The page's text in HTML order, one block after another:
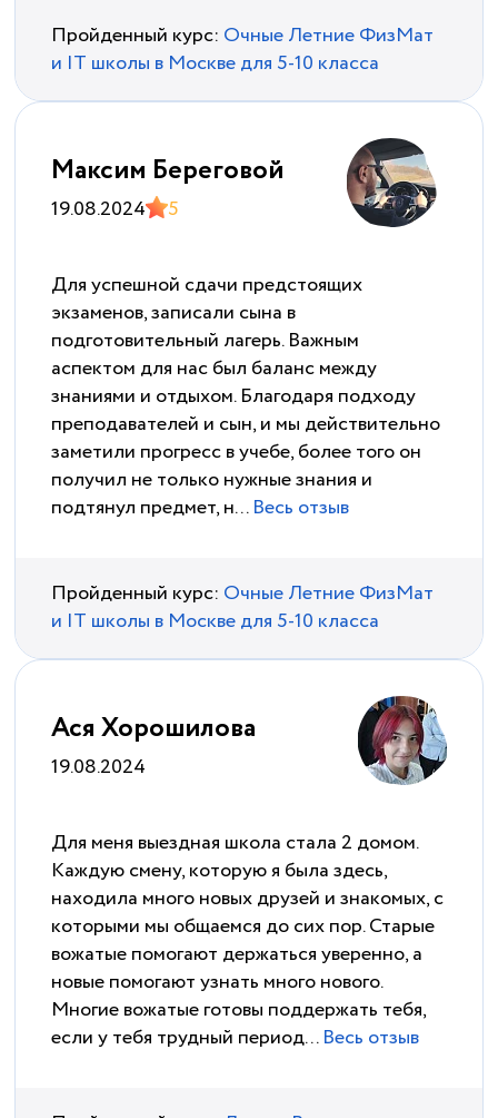
Пройденный курс: Очные Летние ФизМат
и IT школы в Москве для 5-10 класса
Максим Береговой
19.08.2024 5
Для успешной сдачи предстоящих
экзаменов, записали сына в
подготовительный лагерь. Важным
аспектом для нас был баланс между
знаниями и отдыхом. Благодаря подходу
преподавателей и сын, и мы действительно
заметили прогресс в учебе, более того он
получил не только нужные знания и
подтянул предмет, н... Весь отзыв
Пройденный курс: Очные Летние ФизМат
и IT школы в Москве для 5-10 класса
Ася Хорошилова
19.08.2024
Для меня выездная школа стала 2 домом.
Каждую смену, которую я была здесь,
находила много новых друзей и знакомых, с
которыми мы общаемся до сих пор. Старые
вожатые помогают держаться уверенно, а
новые помогают узнать много нового.
Многие вожатые готовы поддержать тебя,
если у тебя трудный период... Весь отзыв